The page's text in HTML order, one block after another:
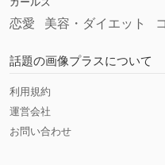
恋愛 美容・ダイエット
話題の画像プラスについて
利用規約
運営会社
お問い合わせ